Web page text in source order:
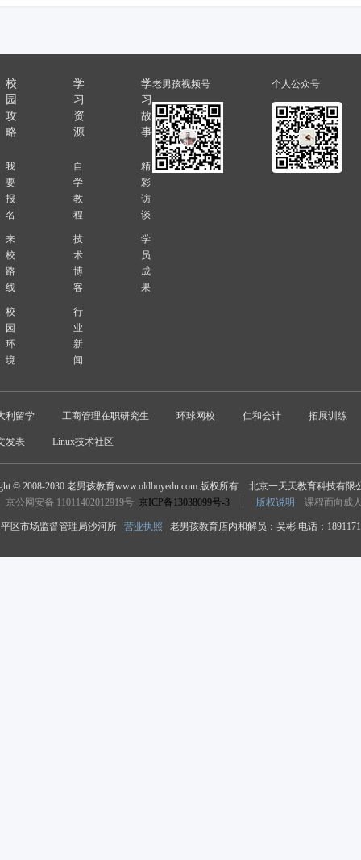
校
园
攻
略
我
要
报
名
来
校
路
线
校
园
环
境
学
习
资
源
自
学
教
程
技
术
博
客
行
业
新
闻
学
习
故
事
精
彩
访
谈
学
员
成
果
老男孩视频号 个人公众号
利留学 工商管理在职研究生 环球网校 仁和会计 拓展训练
发表 Linux技术社区
© 2008-2030 老男孩教育www.oldboyedu.com 版权所有
北京一天天教育科技有限
京公网安备 11011402012919号 京ICP备13038099号-3 版权说明 课程面向成
区市场监督管理局沙河所 营业执照 老男孩教育店内和解员：吴彬 电话：